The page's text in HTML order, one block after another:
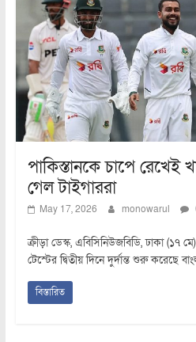
পাকিস্তানকে চাপে রেখেই
গেল টাইগাররা
May 17, 2026 monowarul
ক্রীড়া ডেস্ক, এবিসিনিউজবিডি, ঢাকা (১৭
টেস্টের দ্বিতীয় দিনে দুর্দান্ত শুরু করেছে
বিস্তারিত